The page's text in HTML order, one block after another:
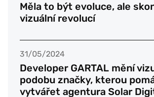
Měla to být evoluce, ale
vizuální revolucí
31/05/2024
Developer GARTAL mění
podobu značky, kterou
vytvářet agentura Solar